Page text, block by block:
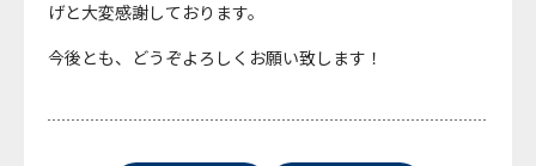
げと大変感謝しております。
今後とも、どうぞよろしくお願い致します！